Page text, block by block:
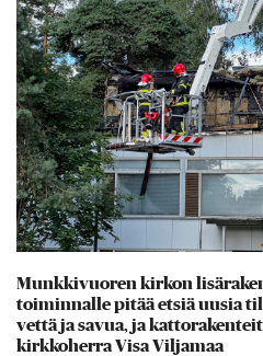
Munkkivuoren kirkon
toiminnalle pitää etsiä uusia
vettä ja savua, ja
kirkkoherra Visa Viljamaa